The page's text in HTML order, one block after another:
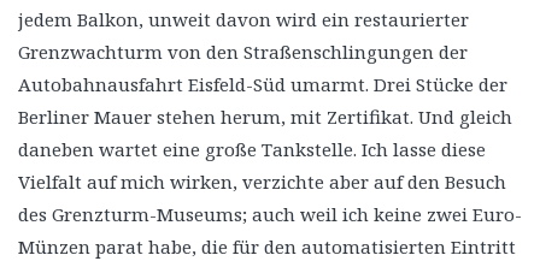
jedem Balkon, unweit davon wird ein restaurierter
Grenzwachturm von den Straßenschlingungen der
Autobahnausfahrt Eisfeld-Süd umarmt. Drei Stücke der
Berliner Mauer stehen herum, mit Zertifikat. Und gleich
daneben wartet eine große Tankstelle. Ich lasse diese
Vielfalt auf mich wirken, verzichte aber auf den Besuch
des Grenzturm-Museums; auch weil ich keine zwei Euro-
Münzen parat habe, die für den automatisierten Eintritt